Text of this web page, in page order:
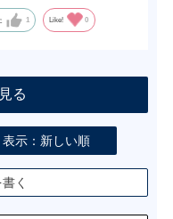
1 Like! 0
る
表示：新しい順
く